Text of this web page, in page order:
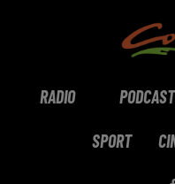
RADIO
SPORT